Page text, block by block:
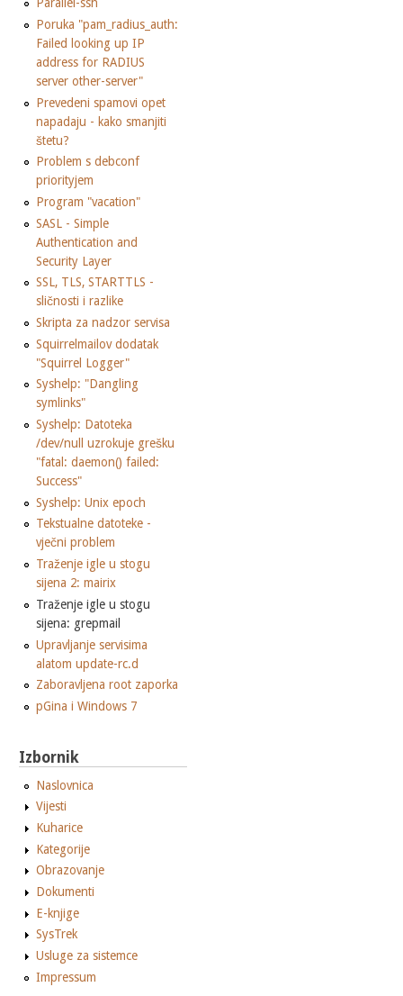
Poruka "pam_radius_auth:
Failed looking up IP
address for RADIUS
server other-server"
Prevedeni spamovi opet
napadaju - kako smanjiti
štetu?
Problem s debconf
priorityjem
Program "vacation"
SASL - Simple
Authentication and
Security Layer
SSL, TLS, STARTTLS -
sličnosti i razlike
Skripta za nadzor servisa
Squirrelmailov dodatak
"Squirrel Logger"
Syshelp: "Dangling
symlinks"
Syshelp: Datoteka
/dev/null uzrokuje grešku
"fatal: daemon() failed:
Success"
Syshelp: Unix epoch
Tekstualne datoteke -
vječni problem
Traženje igle u stogu
sijena 2: mairix
Traženje igle u stogu
sijena: grepmail
Upravljanje servisima
alatom update-rc.d
Zaboravljena root zaporka
pGina i Windows 7
Izbornik
Naslovnica
Vijesti
Kuharice
Kategorije
Obrazovanje
Dokumenti
E-knjige
SysTrek
Usluge za sistemce
Impressum